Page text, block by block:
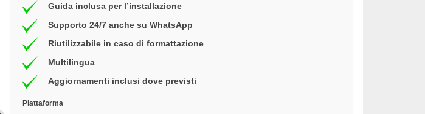
Guida inclusa per l’installazione
Supporto 24/7 anche su WhatsApp
Riutilizzabile in caso di formattazione
Multilingua
Aggiornamenti inclusi dove previsti
Piattaforma